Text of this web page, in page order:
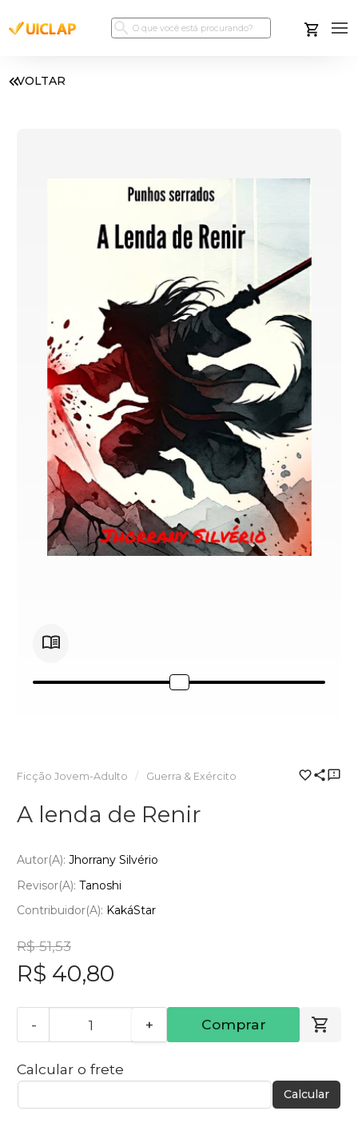
VOLTAR
Ficção Jovem-Adulto Guerra & Exército
A lenda de Renir
Autor(a): Jhorrany Silvério
Revisor(a): Tanoshi
Contribuidor(a): KakáStar
R$ 51,53
R$ 40,80
- + Comprar
Calcular o frete
Calcular